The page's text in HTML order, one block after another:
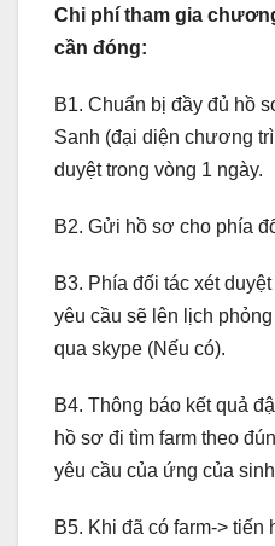
Chi phí tham gia
cần đóng:
B1. Chuẩn bị đầy đủ hồ
Sanh (đại diện chương
duyệt trong vòng 1 ngày.
B2. Gửi hồ sơ cho phía
B3. Phía đối tác xét
yêu cầu sẽ lên lịch
qua skype (Nếu có).
B4. Thông báo kết quả
hồ sơ đi tìm farm theo
yêu cầu của ứng của
B5. Khi đã có farm->